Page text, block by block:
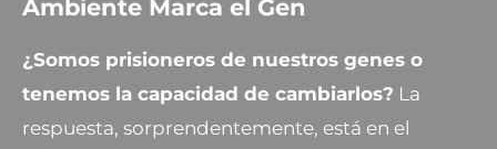
Ambiente Marca el Gen
¿Somos prisioneros de nuestros genes o
tenemos la capacidad de cambiarlos? La
respuesta, sorprendentemente, está en el